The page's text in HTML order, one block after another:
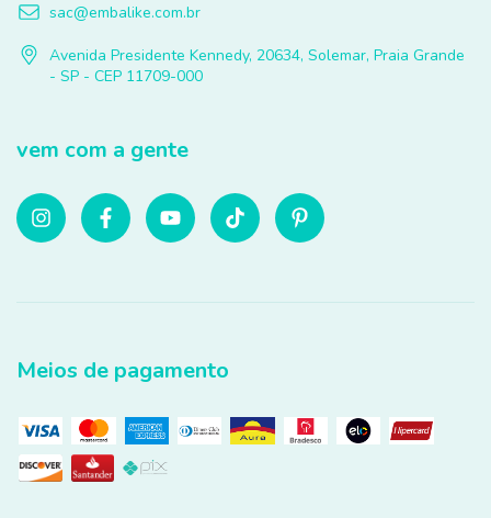
sac@embalike.com.br
Avenida Presidente Kennedy, 20634, Solemar, Praia Grande
- SP - CEP 11709-000
vem com a gente
Meios de pagamento